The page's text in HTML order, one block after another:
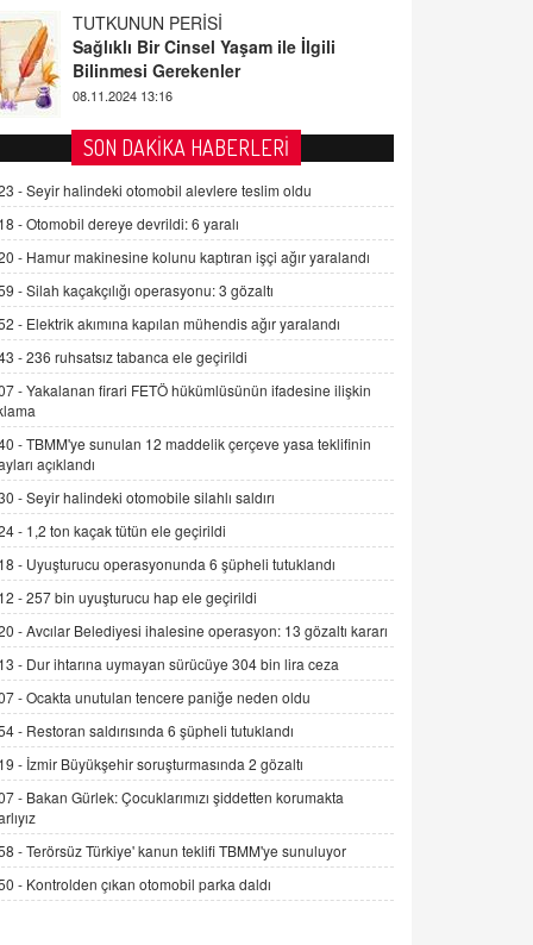
TUTKUNUN PERİSİ
Sağlıklı Bir Cinsel Yaşam ile İlgili
Bilinmesi Gerekenler
08.11.2024 13:16
FARUK ÖNALAN
Tezkere Onaylanmasaydı…
2 Kasım 2021 Salı 00:11
AV. DOĞAN CAN DOĞAN
Kişisel verilerin korunması ve dijital
hukukun gelişimi
15.09.2025 16:17
SEHER EREK
Kış Ayları Geldi, Hangi Önlemler
Alınmalı?
9.12.2025 10:11
İNCİ GÜL AKÖL
Trump Keşke Adana'yı da Ziyaret Etse...
06.07.2026 13:00
ADEM AKÖL
Esed Destekçilerinin Yüzüne Vurulan
Şamar: Sednaya
11.12.2024 12:30
DR. EKREM ASLAN
Gerçek Ne, Algı Ne? "Beraber
Yürüyoruz" Cümlesinin Peşinden
19.07.2025 12:45
GÖNÜL MENEKŞE
Şifacının Yolu
04.11.2025 12:56
SON DAKİKA HABERLERİ
-Seyir halindeki otomobil alevlere teslim oldu
-Otomobil dereye devrildi: 6 yaralı
- Hamur makinesine kolunu kaptıran işçi ağır yaralandı
-Silah kaçakçılığı operasyonu: 3 gözaltı
- Elektrik akımına kapılan mühendis ağır yaralandı
-236 ruhsatsız tabanca ele geçirildi
-Yakalanan firari FETÖ hükümlüsünün ifadesine ilişkin
-TBMM'ye sunulan 12 maddelik çerçeve yasa teklifinin
açıklandı
-Seyir halindeki otomobile silahlı saldırı
- 1,2 ton kaçak tütün ele geçirildi
- Uyuşturucu operasyonunda 6 şüpheli tutuklandı
-257 bin uyuşturucu hap ele geçirildi
-Avcılar Belediyesi ihalesine operasyon: 13 gözaltı kararı
- Dur ihtarına uymayan sürücüye 304 bin lira ceza
-Ocakta unutulan tencere paniğe neden oldu
- Restoran saldırısında 6 şüpheli tutuklandı
- İzmir Büyükşehir soruşturmasında 2 gözaltı
- Bakan Gürlek: Çocuklarımızı şiddetten korumakta
-Terörsüz Türkiye' kanun teklifi TBMM'ye sunuluyor
- Kontrolden çıkan otomobil parka daldı